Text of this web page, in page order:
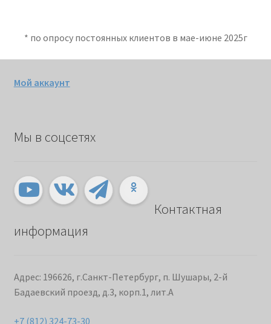
* по опросу постоянных клиентов в мае-июне 2025г
Мой аккаунт
Мы в соцсетях
Контактная
информация
Адрес: 196626, г.Санкт-Петербург, п. Шушары, 2-й
Бадаевский проезд, д.3, корп.1, лит.А
+7 (812) 324-73-30